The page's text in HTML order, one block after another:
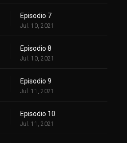
Episodio 7
Jul. 10, 2021
Episodio 8
Jul. 10, 2021
Episodio 9
Jul. 11, 2021
Episodio 10
Jul. 11, 2021